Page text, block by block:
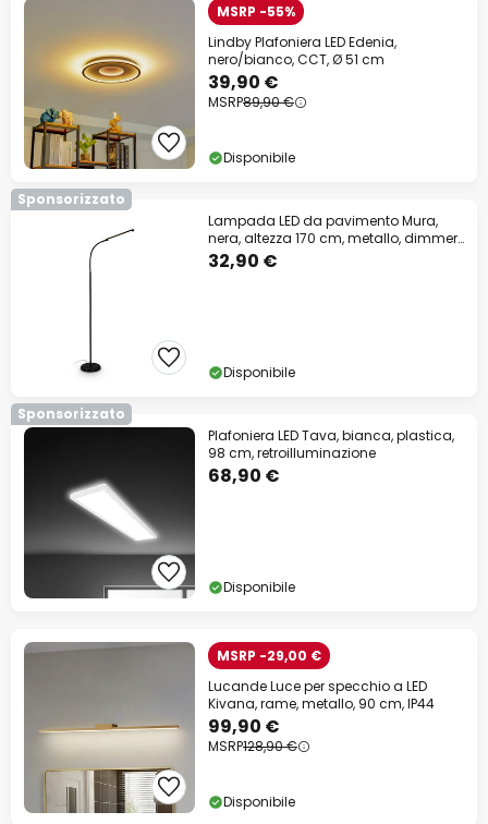
MSRP -55%
Lindby Plafoniera LED Edenia,
nero/bianco, CCT, Ø 51 cm
39,90 €
MSRP89,90 €
Disponibile
Sponsorizzato
Lampada LED da pavimento Mura,
nera, altezza 170 cm, metallo, dimmer
touch
32,90 €
Disponibile
Sponsorizzato
Plafoniera LED Tava, bianca, plastica,
98 cm, retroilluminazione
68,90 €
Disponibile
MSRP -29,00 €
Lucande Luce per specchio a LED
Kivana, rame, metallo, 90 cm, IP44
99,90 €
MSRP128,90 €
Disponibile